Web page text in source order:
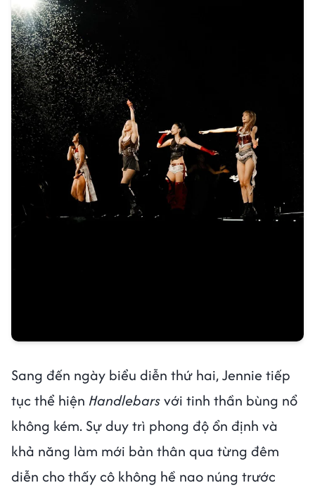
Sang đến ngày biểu diễn thứ hai, Jennie tiếp
tục thể hiện Handlebarsvới tinh thần bùng nổ
không kém. Sự duy trì phong độ ổn định và
khả năng làm mới bản thân qua từng đêm
diễn cho thấy cô không hề nao núng trước